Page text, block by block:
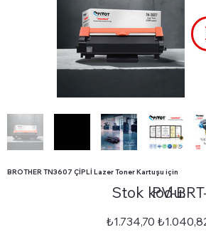
BROTHER TN3607 ÇİPLİ Lazer Toner Kartuşu için
Stok kodu:
kodu:
STD-
TN3607
PV-
Orijinal
fiyat
₺1.734,70 İndirimli
fiyat